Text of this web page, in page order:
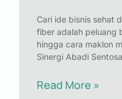
Cari ide bisnis sehat
fiber adalah peluang
hingga cara maklon
Sinergi Abadi
Read More »